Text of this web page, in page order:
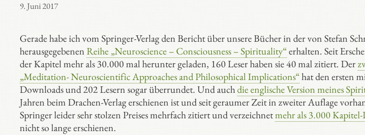
9. Juni 2017
Gerade habe ich vom Springer-Verlag den Bericht über unsere Bücher in der von Stefan
herausgegebenenReihe „Neuroscience – Consciousness – Spirituality“erhalten. Seit
der Kapitel mehr als 30.000 mal herunter geladen, 160 Leser haben sie 40 mal zitiert. Der
„Meditation- Neuroscientific Approaches and Philosophical Implications“hat den ersten
Downloads und 202 Lesern sogar überrundet. Und auchdie englische Version meines
Jahren beim Drachen-Verlag erschienen ist und seit geraumer Zeit in zweiter Auflage
Springer leider sehr stolzen Preises mehrfach zitiert und verzeichnetmehr als 3.000
nicht so lange erschienen.